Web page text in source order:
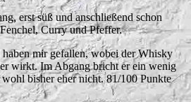
erst süß und anschließend schon
Curry und Pfeffer.
haben mir gefallen, wobei der Whisky
wirkt. Im Abgang bricht er ein wenig
bisher eher nicht. 81/100 Punkte